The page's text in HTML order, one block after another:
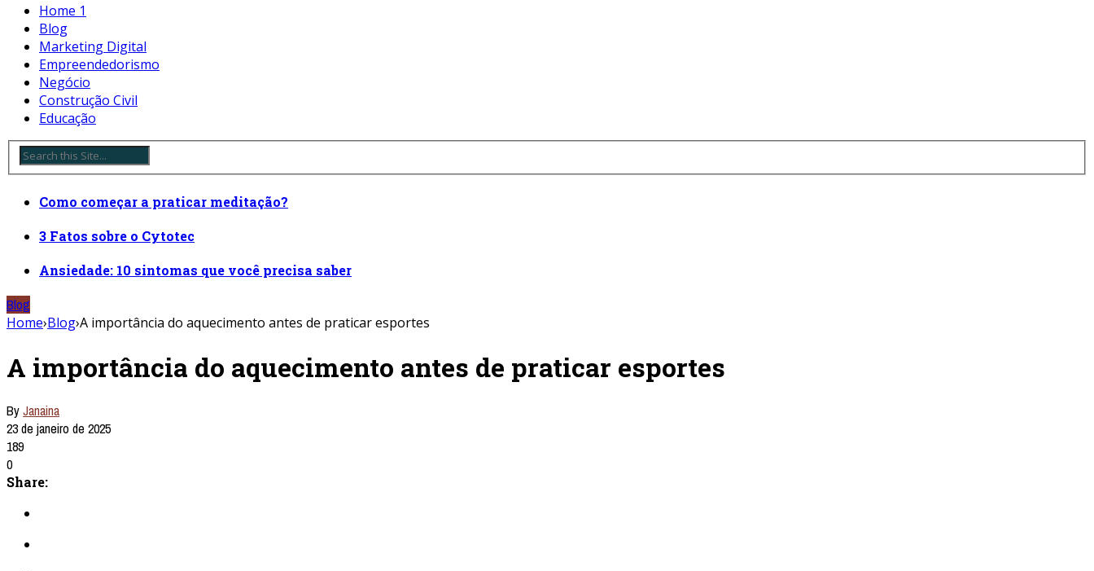
Home 1
Blog
Marketing Digital
Empreendedorismo
Negócio
Construção Civil
Educação
Como começar a praticar meditação?
3 Fatos sobre o Cytotec
Ansiedade: 10 sintomas que você precisa saber
Blog
Home›Blog›A importância do aquecimento antes de praticar esportes
A importância do aquecimento antes de praticar esportes
ByJanaina
23 de janeiro de 2025
189
0
Share: